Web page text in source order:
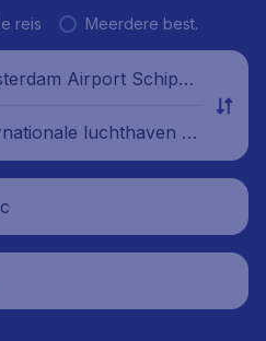
reis Meerdere best.
Airport Schipho
luchthaven M